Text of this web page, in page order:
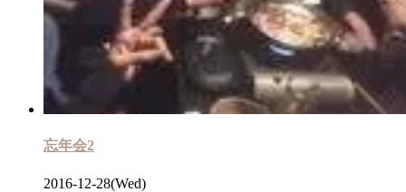
忘年会2
2016-12-28(Wed)